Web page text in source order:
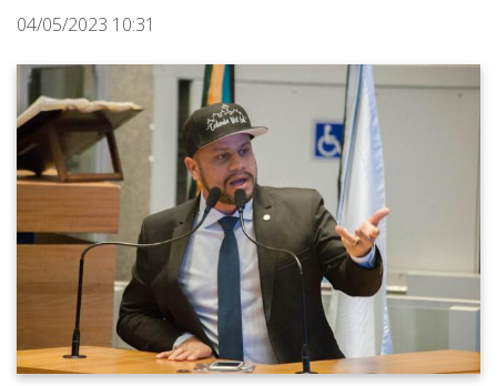
04/05/2023 10:31